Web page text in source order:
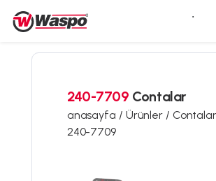
240-7709 Contalar
anasayfa / Ürünler /
240-7709